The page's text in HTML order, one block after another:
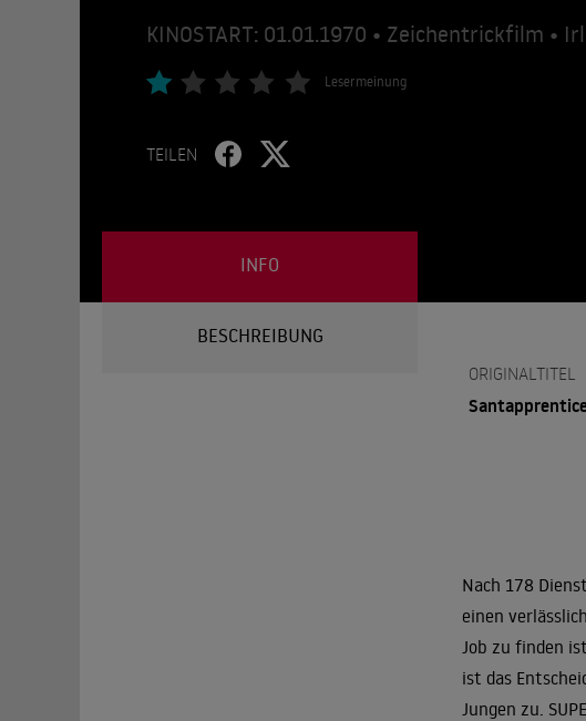
KINOSTART: 01.01.1970 • Zeichentrickfilm •
Lesermeinung
TEILEN
INFO
BESCHREIBUNG
ORIGINALTITEL
Nach 178
einen
Job zu finden
ist das
Jungen zu.